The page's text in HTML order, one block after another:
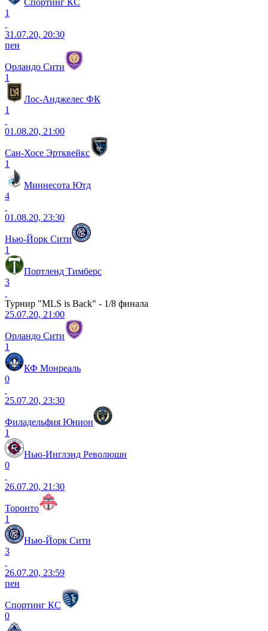
1
31.07.20, 20:30
пен
Орландо Сити
1
Лос-Анджелес ФК
1
01.08.20, 21:00
Сан-Хосе Эртквейкс
1
Миннесота Ютд
4
01.08.20, 23:30
Нью-Йорк Сити
1
Портленд Тимберс
3
Турнир "MLS is Back" - 1/8 финала
25.07.20, 21:00
Орландо Сити
1
КФ Монреаль
0
25.07.20, 23:30
Филадельфия Юнион
1
Нью-Инглэнд Революшн
0
26.07.20, 21:30
Торонто
1
Нью-Йорк Сити
3
26.07.20, 23:59
пен
Спортинг КС
0